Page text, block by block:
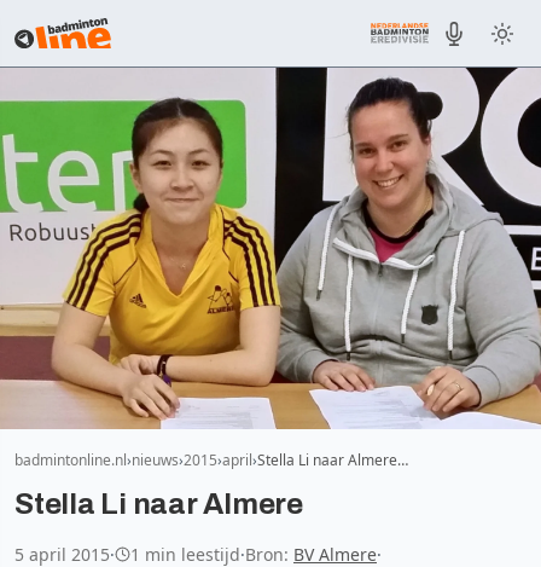
badmintonline.nl nieuws 2015 april Stella Li naar Almere…
Stella Li naar Almere
5 april 2015· 1 min leestijd·Bron: BV Almere·